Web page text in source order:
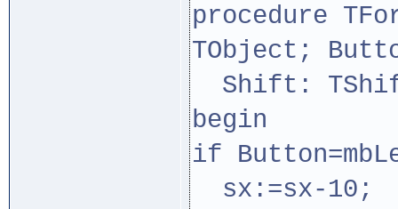
procedure
TObject;
Shift:
begin
if
sx:=sx-10;